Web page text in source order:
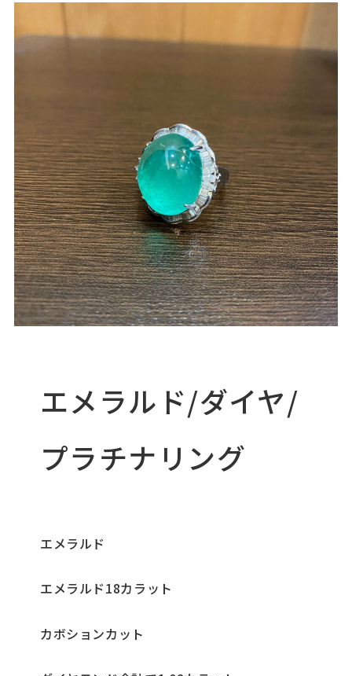
エメラルド/ダイヤ/
プラチナリング
エメラルド
エメラルド18カラット
カボションカット